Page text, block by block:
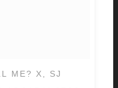
ME? X, SJ